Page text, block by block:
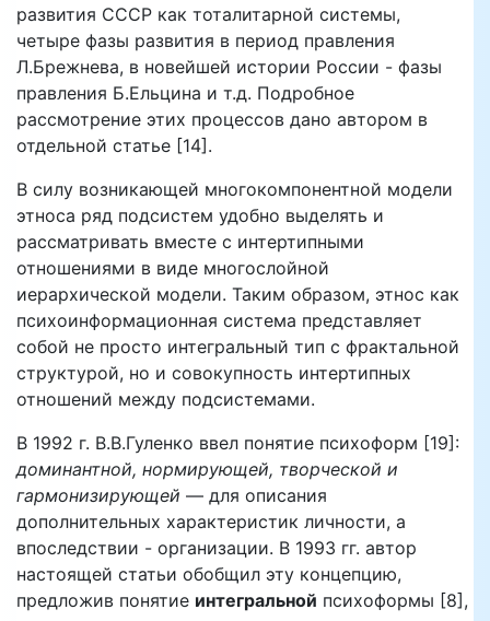
развития СССР как тоталитарной системы,
четыре фазы развития в период правления
Л.Брежнева, в новейшей истории России - фазы
правления Б.Ельцина и т.д. Подробное
рассмотрение этих процессов дано автором в
отдельной статье [14].
В силу возникающей многокомпонентной модели
этноса ряд подсистем удобно выделять и
рассматривать вместе с интертипными
отношениями в виде многослойной
иерархической модели. Таким образом, этнос как
психоинформационная система представляет
собой не просто интегральный тип с фрактальной
структурой, но и совокупность интертипных
отношений между подсистемами.
В 1992 г. В.В.Гуленко ввел понятие психоформ [19]:
доминантной, нормирующей, творческой и
гармонизирующей — для описания
дополнительных характеристик личности, а
впоследствии - организации. В 1993 гг. автор
настоящей статьи обобщил эту концепцию,
предложив понятие интегральной психоформы [8],